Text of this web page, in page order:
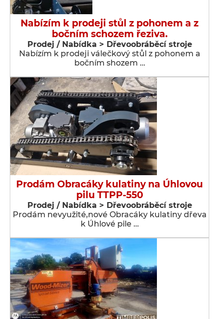
Nabízím k prodeji stůl z pohonem a z
bočním schozem řeziva.
Prodej / Nabídka > Dřevoobráběcí stroje
Nabízím k prodeji válečkový stůl z pohonem a
bočním shozem …
Prodám Obracáky kulatiny na Úhlovou
pilu TTPP-550
Prodej / Nabídka > Dřevoobráběcí stroje
Prodám nevyužité,nové Obracáky kulatiny dřeva
k Úhlové pile …